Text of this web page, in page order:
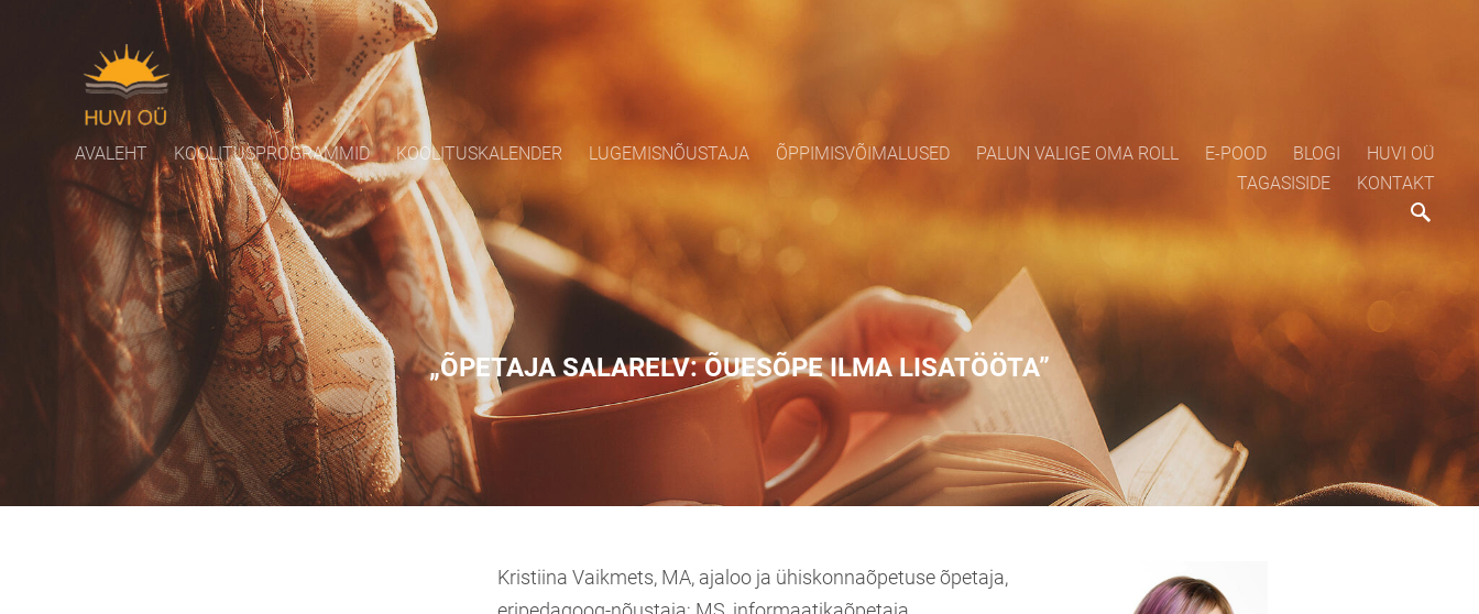
AVALEHT KOOLITUSPROGRAMMID KOOLITUSKALENDER LUGEMISNÕUSTAJA ÕPPIMISVÕIMALUSED PALUN VALIGE OMA ROLL E-POOD BLOGI
HUVI OÜ
TAGASISIDE
KONTAKT
„ÕPETAJA SALARELV: ÕUESÕPE ILMA LISATÖÖTA”
Kristiina Vaikmets, MA, ajaloo ja ühiskonnaõpetuse õpetaja,